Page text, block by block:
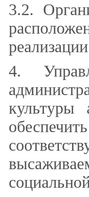
3.2.
4.
культуры